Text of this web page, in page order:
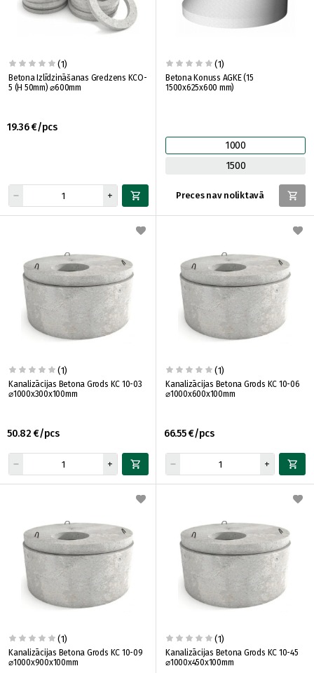
(1)
Betona Izlīdzināšanas Gredzens KCO-
5 (H 50mm) ⌀600mm
19.36 €/pcs
(1)
Betona Konuss AGKE (15
1500x625x600 mm)
1000
1500
Preces nav noliktavā
(1)
Kanalizācijas Betona Grods KC 10-03
⌀1000x300x100mm
50.82 €/pcs
(1)
Kanalizācijas Betona Grods KC 10-06
⌀1000x600x100mm
66.55 €/pcs
(1)
Kanalizācijas Betona Grods KC 10-09
⌀1000x900x100mm
(1)
Kanalizācijas Betona Grods KC 10-45
⌀1000x450x100mm